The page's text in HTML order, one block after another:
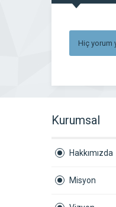
Hiç yorum
Kurumsal
Hakkımızda
Misyon